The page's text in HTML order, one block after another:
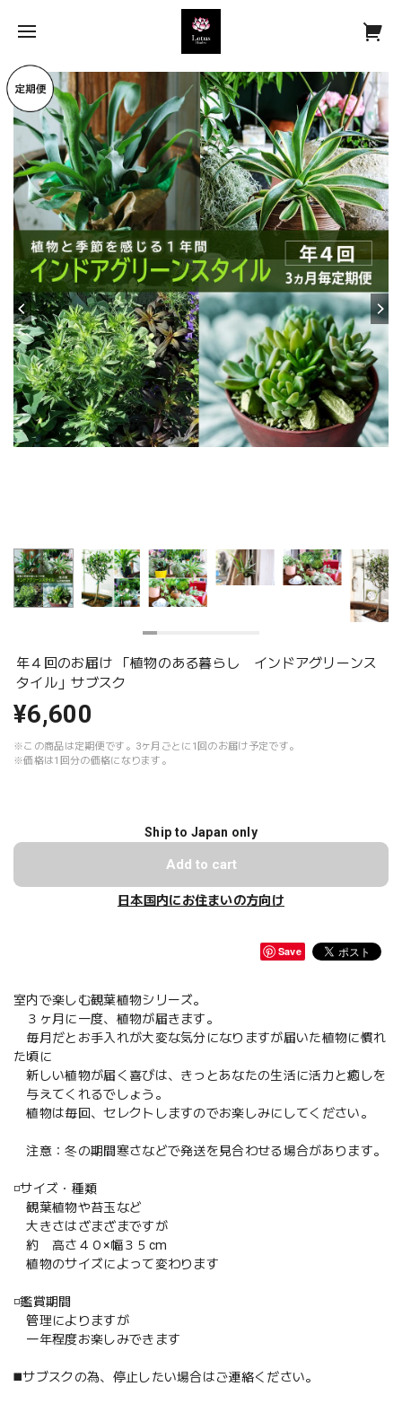
年４回のお届け 「植物のある暮らし インドアグリーンス
タイル」サブスク
¥6,600
※この商品は定期便です。3ヶ月ごとに1回のお届け予定です。
※価格は1回分の価格になります。
Ship to Japan only
Add to cart
日本国内にお住まいの方向け
Save
室内で楽しむ観葉植物シリーズ。
３ヶ月に一度、植物が届きます。
毎月だとお手入れが大変な気分になりますが届いた植物に慣れ
た頃に
新しい植物が届く喜びは、きっとあなたの生活に活力と癒しを
与えてくれるでしょう。
植物は毎回、セレクトしますのでお楽しみにしてください。
注意：冬の期間寒さなどで発送を見合わせる場合があります。
◽️サイズ・種類
観葉植物や苔玉など
大きさはざまざまですが
約 高さ４０×幅３５cm
植物のサイズによって変わります
◽️鑑賞期間
管理によりますが
一年程度お楽しみできます
◼️サブスクの為、停止したい場合はご連絡ください。